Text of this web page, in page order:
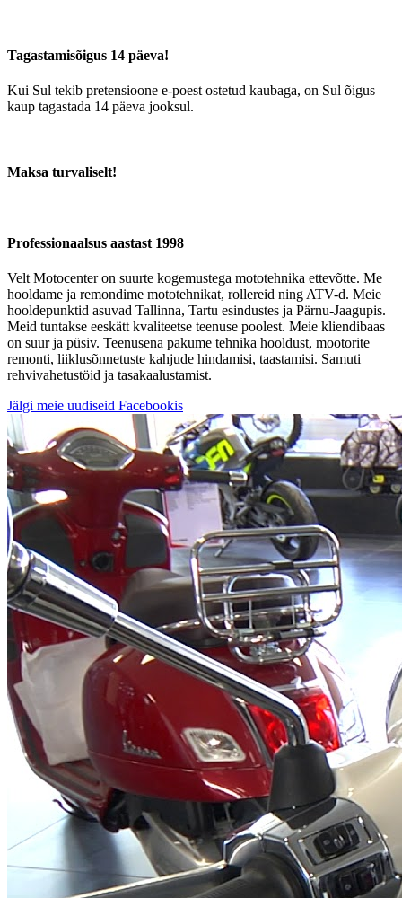
Tagastamisõigus 14 päeva!
Kui Sul tekib pretensioone e-poest ostetud kaubaga, on Sul õigus
kaup tagastada 14 päeva jooksul.
Maksa turvaliselt!
Professionaalsus aastast 1998
Velt Motocenter on suurte kogemustega mototehnika ettevõtte. Me
hooldame ja remondime mototehnikat, rollereid ning ATV-d. Meie
hooldepunktid asuvad Tallinna, Tartu esindustes ja Pärnu-Jaagupis.
Meid tuntakse eeskätt kvaliteetse teenuse poolest. Meie kliendibaas
on suur ja püsiv. Teenusena pakume tehnika hooldust, mootorite
remonti, liiklusõnnetuste kahjude hindamisi, taastamisi. Samuti
rehvivahetustöid ja tasakaalustamist.
Jälgi meie uudiseid Facebookis